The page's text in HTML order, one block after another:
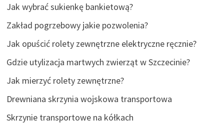
Jak wybrać sukienkę bankietową?
Zakład pogrzebowy jakie pozwolenia?
Jak opuścić rolety zewnętrzne elektryczne ręcznie?
Gdzie utylizacja martwych zwierząt w Szczecinie?
Jak mierzyć rolety zewnętrzne?
Drewniana skrzynia wojskowa transportowa
Skrzynie transportowe na kółkach